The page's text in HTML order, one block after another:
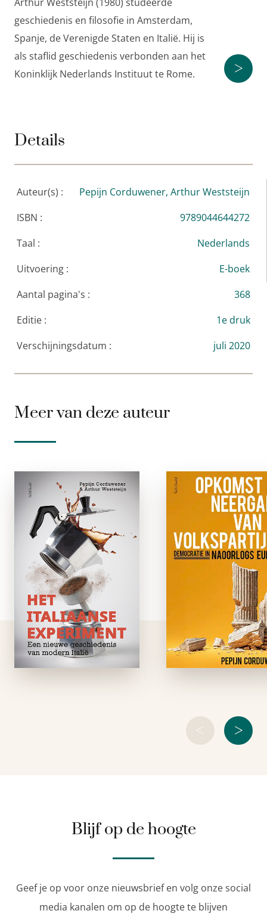
Arthur Weststeijn (1980) studeerde
geschiedenis en filosofie in Amsterdam,
Spanje, de Verenigde Staten en Italië. Hij is
als staflid geschiedenis verbonden aan het
Koninklijk Nederlands Instituut te Rome.
>
Details
Auteur(s) : Pepijn Corduwener, Arthur Weststeijn
ISBN :
9789044644272
Taal :
Nederlands
Uitvoering :
E-boek
Aantal pagina's :
368
Editie :
1e druk
Verschijningsdatum :
juli 2020
Meer van deze auteur
< >
Het Italiaanse
experiment
e-boek
Italië lijkt het land
van zalig niksdoen,
van lange dagen
luieren in de zon en
genieten van het
leven. Een land van
stilstand en wanorde,
niet van politieke
vernieuwing. Maar …
Opkomst
neergang
Je hoort het
democratie
zich in een
crisis. Maar waar
dat aan? Dit boek
verder dan de
Blijf op de hoogte
Geef je op voor onze nieuwsbrief en volg onze social
media kanalen om op de hoogte te blijven